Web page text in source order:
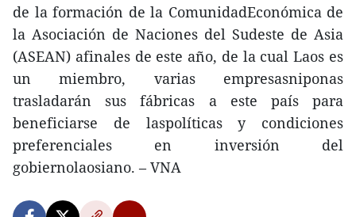
de la formación de la ComunidadEconómica de
la Asociación de Naciones del Sudeste de Asia
(ASEAN) afinales de este año, de la cual Laos es
un miembro, varias empresasniponas
trasladarán sus fábricas a este país para
beneficiarse de laspolíticas y condiciones
preferenciales en inversión del
gobiernolaosiano. – VNA